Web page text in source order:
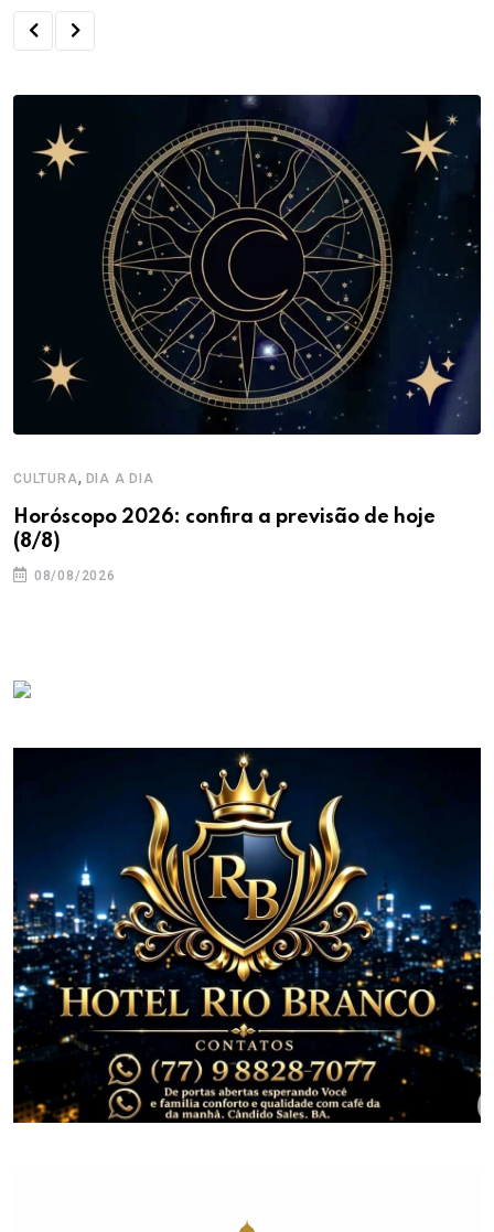
CULTURA, DIA A DIA
Horóscopo 2026: confira a previsão de hoje
(8/8)
08/08/2026